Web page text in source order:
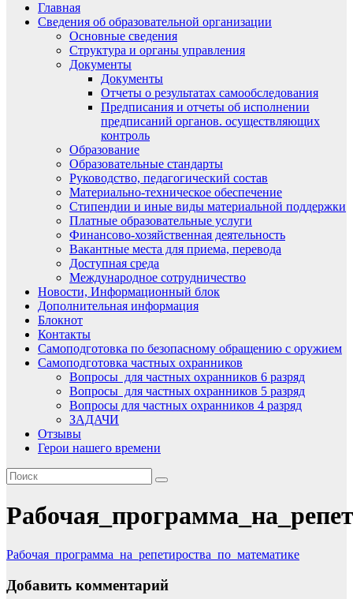
Главная
Сведения об образовательной организации
Основные сведения
Структура и органы управления
Документы
Документы
Отчеты о результатах самообследования
Предписания и отчеты об исполнении
предписаний органов. осуществляющих
контроль
Образование
Образовательные стандарты
Руководство, педагогический состав
Материально-техническое обеспечение
Стипендии и иные виды материальной поддержки
Платные образовательные услуги
Финансово-хозяйственная деятельность
Вакантные места для приема, перевода
Доступная среда
Международное сотрудничество
Новости, Информационный блок
Дополнительная информация
Блокнот
Контакты
Самоподготовка по безопасному обращению с оружием
Самоподготовка частных охранников
Вопросы для частных охранников 6 разряд
Вопросы для частных охранников 5 разряд
Вопросы для частных охранников 4 разряд
ЗАДАЧИ
Отзывы
Герои нашего времени
Рабочая_программа_на_репетироства_по_математике
Добавить комментарий